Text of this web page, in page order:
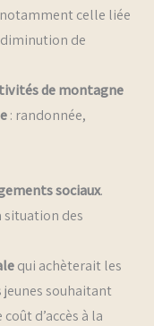
celle liée
de
de montagne
: randonnée,
sociaux.
situation des
qui achèterait les
souhaitant
d’accès à la